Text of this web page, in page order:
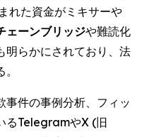
れた資金がミキサーや
ェーンブリッジや難読化
明らかにされており、法
事件の事例分析、フィッ
るTelegramやX (旧